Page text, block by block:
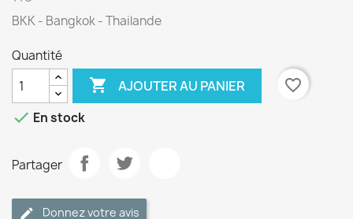
BKK - Bangkok - Thailande
Quantité
 AJOUTER AU PANIER
favorite_border
 En stock
Partager
Donnez votre avis